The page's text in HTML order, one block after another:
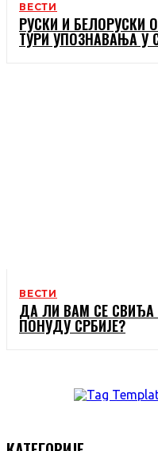
ВЕСТИ
РУСКИ И БЕЛОРУСКИ
ТУРИ УПОЗНАВАЊА У
ВЕСТИ
ДА ЛИ ВАМ СЕ СВИЂА
ПОНУДУ СРБИЈЕ?